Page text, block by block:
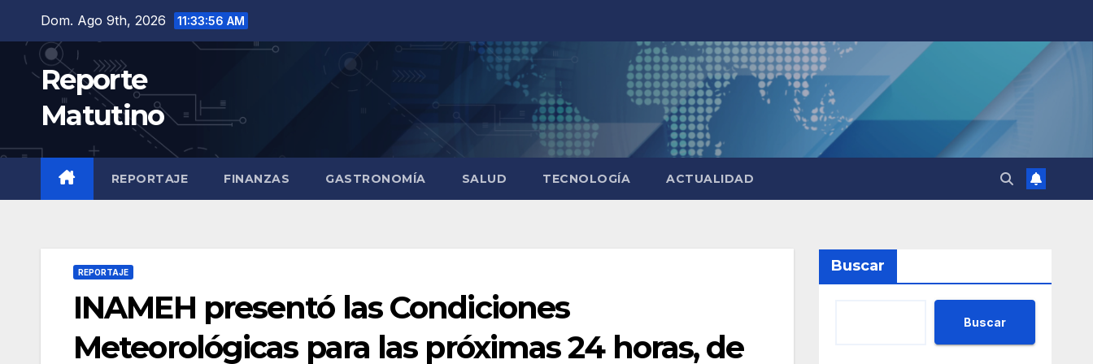
contenido
Dom. Ago 9th, 2026 11:33:57 AM
Reporte
Matutino
REPORTAJE FINANZAS GASTRONOMÍA SALUD TECNOLOGÍA ACTUALIDAD
REPORTAJE
INAMEH presentó las Condiciones
Meteorológicas para las próximas 24 horas, de
Buscar
Buscar